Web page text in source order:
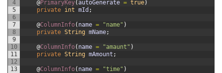
4
5
6
7
8
9
10
11
12
13
@PrimaryKey(autoGenerate = true)
private int mId ;
@ColumnInfo( name = "name" )
private String mName;
@ColumnInfo( name = "amaunt" )
private String mAmount ;
@ColumnInfo( name = "time" )